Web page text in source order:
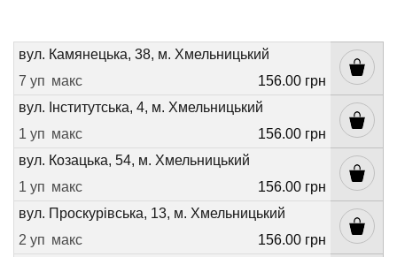
вул. Камянецька, 38, м. Хмельницький
7 уп макс
156.00 грн
вул. Інститутська, 4, м. Хмельницький
1 уп макс
156.00 грн
вул. Козацька, 54, м. Хмельницький
1 уп макс
156.00 грн
вул. Проскурівська, 13, м. Хмельницький
2 уп макс
156.00 грн